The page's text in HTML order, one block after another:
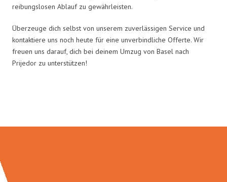
reibungslosen Ablauf zu gewährleisten.
Überzeuge dich selbst von unserem zuverlässigen Service und
kontaktiere uns noch heute für eine unverbindliche Offerte. Wir
freuen uns darauf, dich bei deinem Umzug von Basel nach
Prijedor zu unterstützen!